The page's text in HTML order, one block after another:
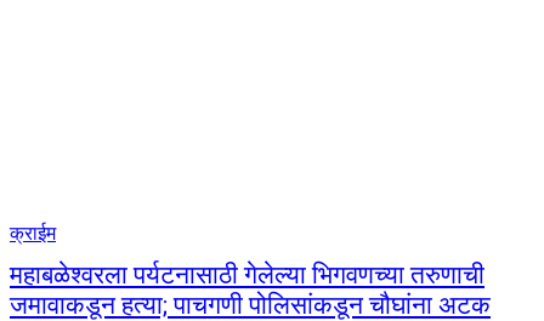
क्राईम
महाबळेश्वरला पर्यटनासाठी गेलेल्या भिगवणच्या तरुणाची
जमावाकडून हत्या; पाचगणी पोलिसांकडून चौघांना अटक